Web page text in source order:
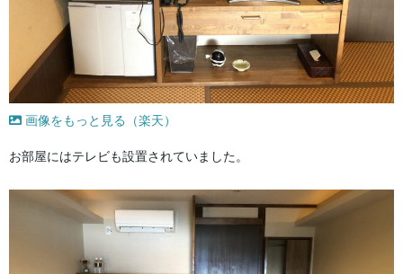
画像をもっと見る（楽天）
お部屋にはテレビも設置されていました。